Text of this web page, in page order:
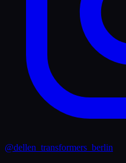
@dellen_transformers_berlin